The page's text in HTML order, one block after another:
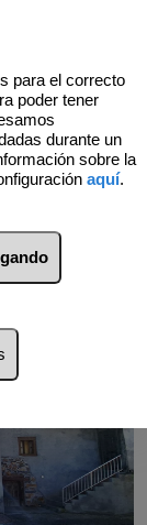
para el correcto
poder tener
durante un
sobre la
aquí.